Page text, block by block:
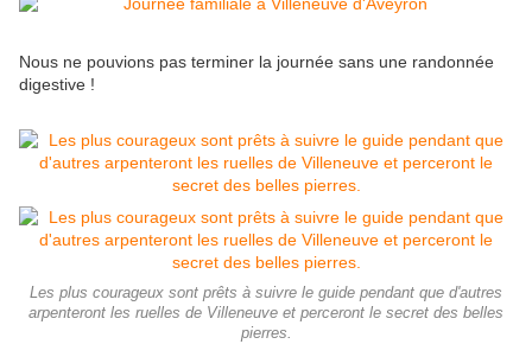
Nous ne pouvions pas terminer la journée sans une randonnée
digestive !
Les plus courageux sont prêts à suivre le guide pendant que d'autres
arpenteront les ruelles de Villeneuve et perceront le secret des belles
pierres.